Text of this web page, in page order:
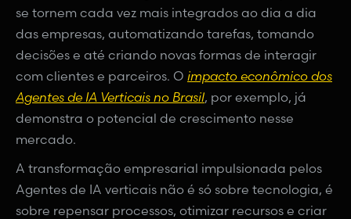
se tornem cada vez mais integrados ao dia a dia
das empresas, automatizando tarefas, tomando
decisões e até criando novas formas de interagir
com clientes e parceiros. O impacto econômico dos
Agentes de IA Verticais no Brasil, por exemplo, já
demonstra o potencial de crescimento nesse
mercado.
A transformação empresarial impulsionada pelos
Agentes de IA verticais não é só sobre tecnologia, é
sobre repensar processos, otimizar recursos e criar